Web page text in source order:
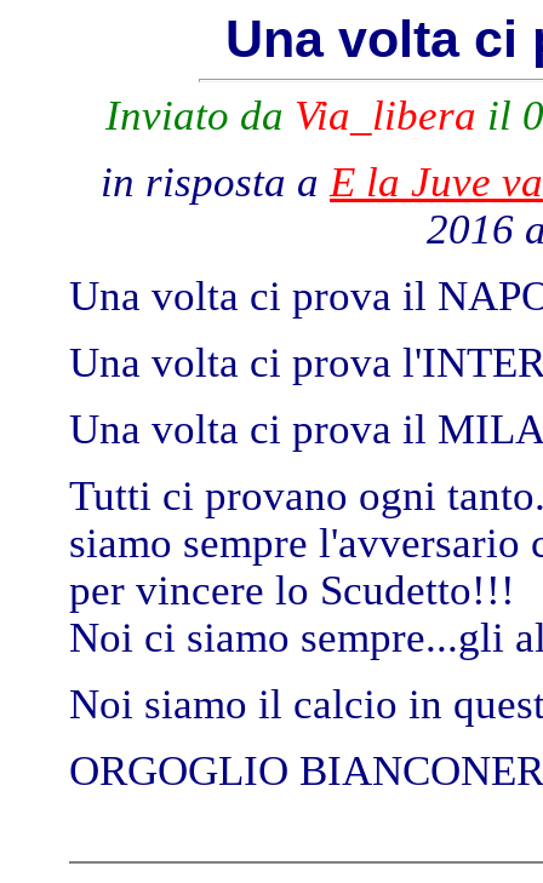
Una volta ci
Inviato da Via_libera il
in risposta a E la Juve
2016
Una volta ci prova il
Una volta ci prova
Una volta ci prova il
Tutti ci provano ogni
siamo sempre
per vincere lo Scudetto!!!
Noi ci siamo sempre...gli
Noi siamo il calcio in
ORGOGLIO